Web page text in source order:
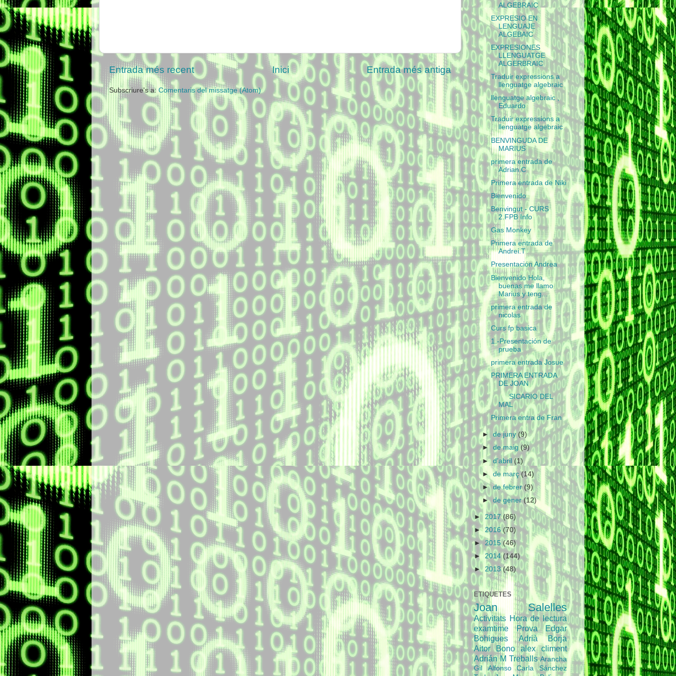
Entrada més recent Entrada més antiga
Inici
Subscriure's a: Comentaris del missatge (Atom)
ALGEBRAIC
EXPRESIO EN
LENGUAJE
ALGEBAIC
EXPRESIONES
LLENGUATGE
ALGERBRAIC
Traduir expressions a
llenguatge algebraic
llenguatge algebraic ,
Eduardo
Traduir expressions a
llenguatge algebraic
BENVINGUDA DE
MARIUS
primera entrada de
Adrian.C
Primera entrada de Niki
Bienvenido
Benvingut - CURS
2.FPB Info
Gas Monkey
Primera entrada de
Andrei.T
Presentación Andrea
Bienvenido Hola,
buenas me llamo
Marius y teng...
primera entrada de
nicolas
Curs fp basica
1.-Presentación de
prueba
primera entrada Josue
PRIMERA ENTRADA
DE JOAN
SICARIO DEL
MAL
Primera entra de Fran
►de juny (9)
►de maig(9)
►d’abril(1)
►de març(14)
►de febrer (9)
►de gener(12)
► 2017(86)
► 2016 (70)
► 2015 (46)
► 2014(144)
► 2013(48)
ETIQUETES
Joan Salelles
Activitats Hora de lectura
examtime
Prova
Edgar
Bohigues
Adrià
Borja
Aitor Bono
alex climent
Adrián M Treballs Arancha
Gil
Alfonso
Carla Sánchez